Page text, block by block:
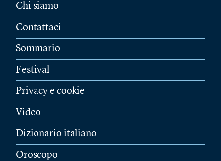
Chi siamo
Contattaci
Sommario
Festival
Privacy e cookie
Video
Dizionario italiano
Oroscopo